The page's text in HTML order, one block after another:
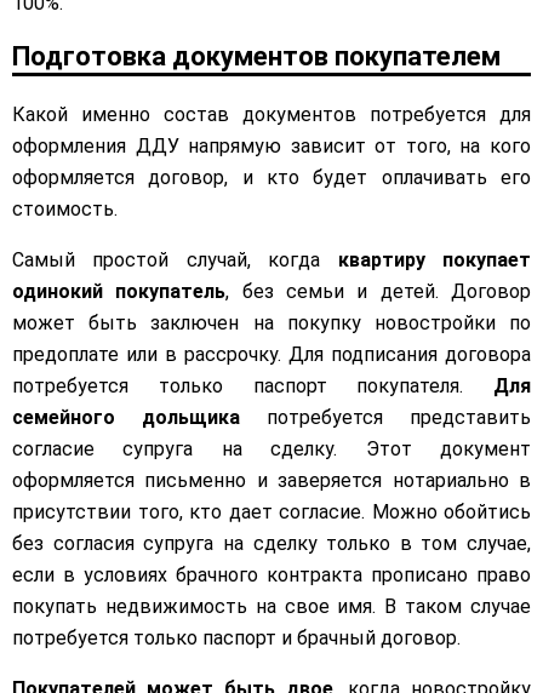
Подготовка документов покупателем
Какой именно состав документов потребуется для
оформления ДДУ напрямую зависит от того, на кого
оформляется договор, и кто будет оплачивать его
стоимость.
Самый простой случай, когда квартиру покупает
одинокий покупатель, без семьи и детей. Договор
может быть заключен на покупку новостройки по
предоплате или в рассрочку. Для подписания договора
потребуется только паспорт покупателя. Для
семейного дольщика потребуется представить
согласие супруга на сделку. Этот документ
оформляется письменно и заверяется нотариально в
присутствии того, кто дает согласие. Можно обойтись
без согласия супруга на сделку только в том случае,
если в условиях брачного контракта прописано право
покупать недвижимость на свое имя. В таком случае
потребуется только паспорт и брачный договор.
Покупателей может быть двое , когда новостройку